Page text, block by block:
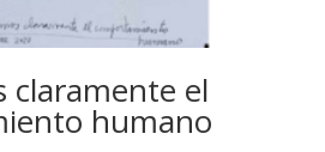
claramente el
humano